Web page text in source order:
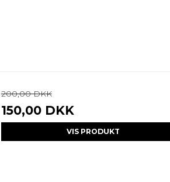
200,00 DKK
150,00 DKK
VIS PRODUKT